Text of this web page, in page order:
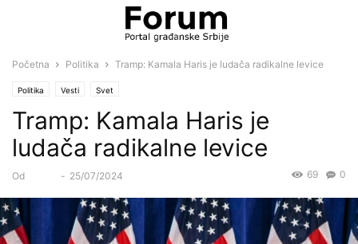
Početna Politika Tramp: Kamala Haris je ludača radikalne levice
Politika Vesti Svet
Tramp: Kamala Haris je
ludača radikalne levice
Od - 25/07/2024 0
69